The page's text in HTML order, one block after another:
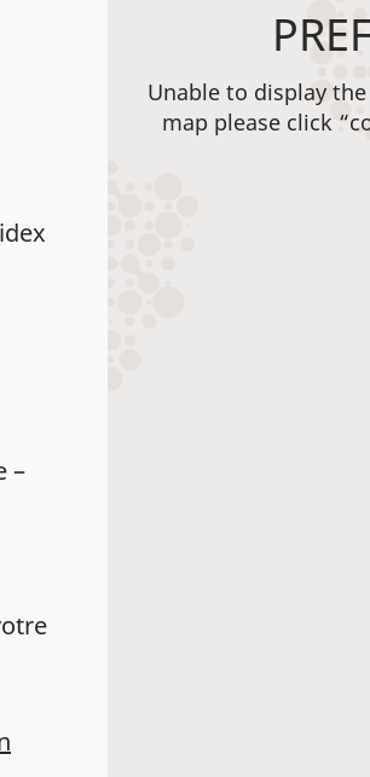
–
Unable to display
map please click